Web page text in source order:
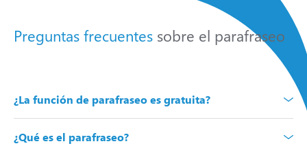
Preguntas frecuentes sobre el parafraseo
¿La función de parafraseo es gratuita?
¿Qué es el parafraseo?